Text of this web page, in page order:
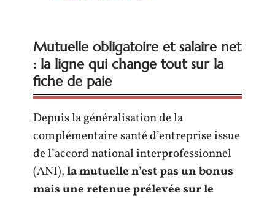
Mutuelle obligatoire et salaire net
: la ligne qui change tout sur la
fiche de paie
Depuis la généralisation de la
complémentaire santé d’entreprise issue
de l’accord national interprofessionnel
(ANI),la mutuelle n’est pas un bonus
mais une retenue prélevée sur le